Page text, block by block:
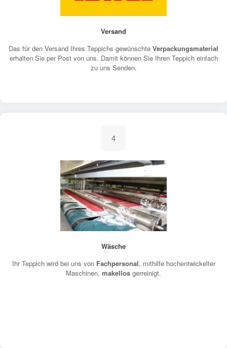
Versand
Das für den Versand Ihres Teppichs gewünschte Verpackungsmaterial
erhalten Sie per Post von uns. Damit können Sie Ihren Teppich einfach
zu uns Senden.
4
Wäsche
Ihr Teppich wird bei uns von Fachpersonal, mithilfe hochentwickelter
Maschinen, makellos gerreinigt.